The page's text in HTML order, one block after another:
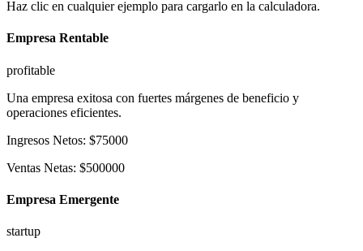
Haz clic en cualquier ejemplo para cargarlo en la calculadora.
Empresa Rentable
profitable
Una empresa exitosa con fuertes márgenes de beneficio y
operaciones eficientes.
Ingresos Netos: $75000
Ventas Netas: $500000
Empresa Emergente
startup